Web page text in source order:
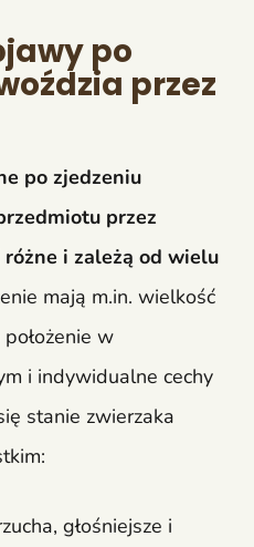
po
przez
po zjedzeniu
przez
i zależą od wielu
mają m.in. wielkość
w
i indywidualne cechy
stanie zwierzaka
głośniejsze i